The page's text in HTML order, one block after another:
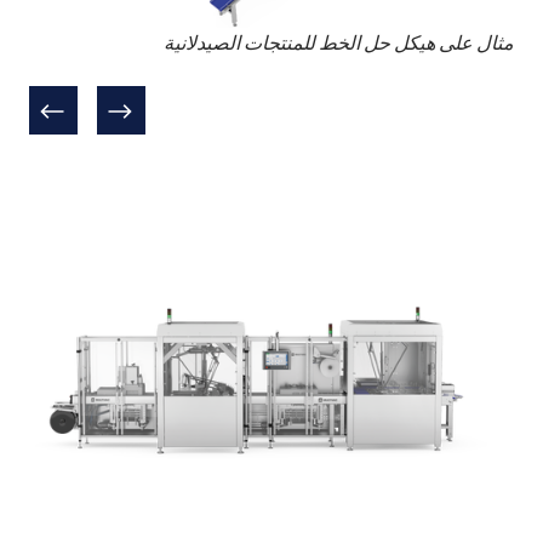
مثال على هيكل حل الخط للمنتجات الصيدلانية